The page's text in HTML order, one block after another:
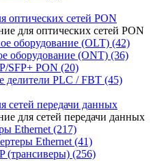
оптических сетей PON
для оптических сетей PON
оборудование (OLT) (42)
оборудование (ONT) (36)
SFP+ PON (20)
делители PLC / FBT (45)
сетей передачи данных
для сетей передачи данных
Ethernet (217)
Ethernet (41)
(трансиверы) (256)